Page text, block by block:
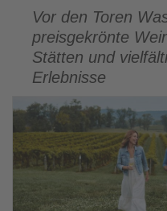
los
ist!
Vor den Toren
preisgekrönte
Stätten und
Erlebnisse